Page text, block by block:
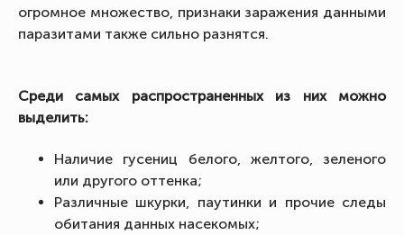
огромное множество, признаки заражения данными
паразитами также сильно разнятся.
Среди самых распространенных из них можно
выделить:
Наличие гусениц белого, желтого, зеленого
или другого оттенка;
Различные шкурки, паутинки и прочие следы
обитания данных насекомых;